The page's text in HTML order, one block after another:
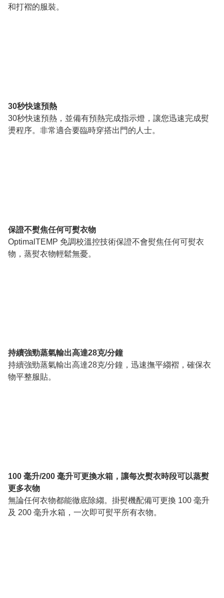
和打褶的服裝。
30秒快速預熱
30秒快速預熱，並備有預熱完成指示燈，讓您迅速完成熨
燙程序。非常適合要臨時穿搭出門的人士。
保證不熨焦任何可熨衣物
OptimalTEMP 免調校溫控技術保證不會熨焦任何可熨衣
物，蒸熨衣物輕鬆無憂。
持續強勁蒸氣輸出高達28克/分鐘
持續強勁蒸氣輸出高達28克/分鐘，迅速撫平縐褶，確保衣
物平整服貼。
100 毫升/200 毫升可更換水箱，讓每次熨衣時段可以蒸熨
更多衣物
無論任何衣物都能徹底除縐。掛熨機配備可更換 100 毫升
及 200 毫升水箱，一次即可熨平所有衣物。